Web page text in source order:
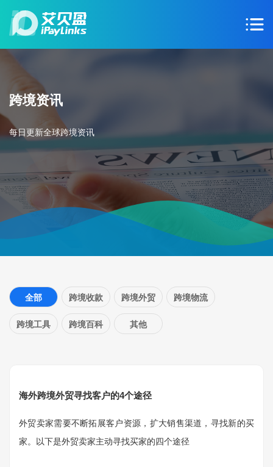
跨境资讯
每日更新全球跨境资讯
全部 跨境收款 跨境外贸 跨境物流
跨境工具 跨境百科 其他
海外跨境外贸寻找客户的4个途径
外贸卖家需要不断拓展客户资源，扩大销售渠道，寻找新的买
家。以下是外贸卖家主动寻找买家的四个途径